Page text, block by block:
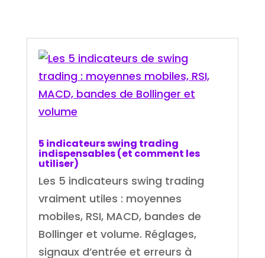
5 indicateurs swing trading
indispensables (et comment les
utiliser)
Les 5 indicateurs swing trading
vraiment utiles : moyennes
mobiles, RSI, MACD, bandes de
Bollinger et volume. Réglages,
signaux d’entrée et erreurs à